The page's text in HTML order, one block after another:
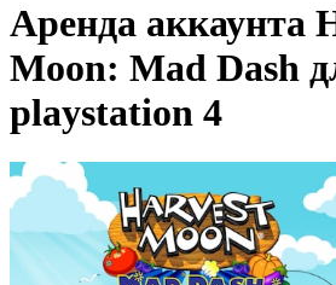
Аренда аккаунта
Moon: Mad Dash
playstation 4